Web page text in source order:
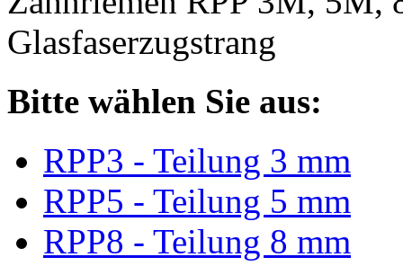
Glasfaserzugstrang
Bitte wählen Sie aus:
RPP3 - Teilung 3 mm
RPP5 - Teilung 5 mm
RPP8 - Teilung 8 mm